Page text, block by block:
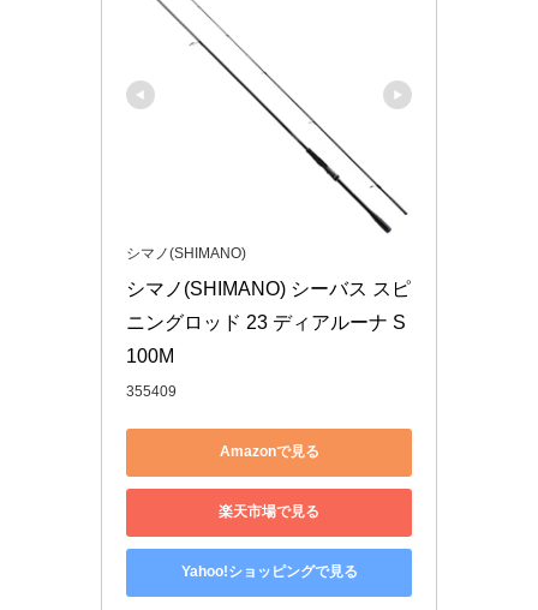
シマノ(SHIMANO)
シマノ(SHIMANO) シーバス スピ
ニングロッド 23 ディアルーナ S
100M
355409
Amazonで見る
楽天市場で見る
Yahoo!ショッピングで見る